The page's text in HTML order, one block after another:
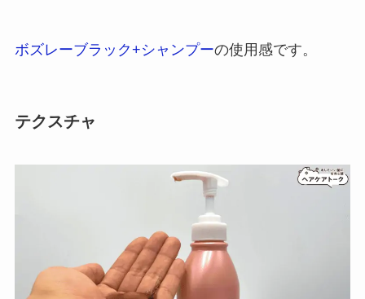
ボズレーブラック+シャンプーの使用感です。
テクスチャ